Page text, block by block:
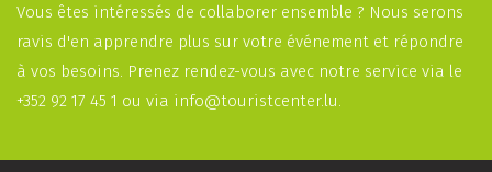
Vous êtes intéressés de collaborer ensemble ? Nous serons
ravis d'en apprendre plus sur votre événement et répondre
à vos besoins. Prenez rendez-vous avec notre service via le
+352 92 17 45 1 ou via info@touristcenter.lu.